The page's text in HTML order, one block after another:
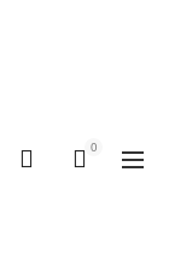
0